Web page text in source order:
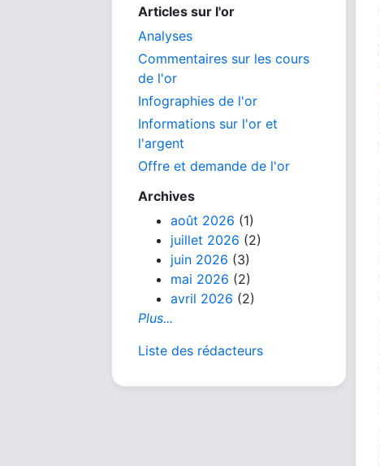
Articles sur l'or
Analyses
Commentaires sur les cours
de l'or
Infographies de l'or
Informations sur l'or et
l'argent
Offre et demande de l'or
Archives
août 2026 (1)
juillet 2026 (2)
juin 2026 (3)
mai 2026 (2)
avril 2026 (2)
Plus...
Liste des rédacteurs